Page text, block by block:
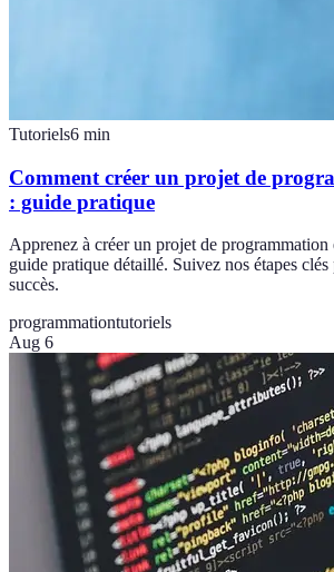
Tutoriels6 min
Comment créer un projet de
: guide pratique
Apprenez à créer un projet de programmation
guide pratique détaillé. Suivez nos étapes
succès.
programmationtutoriels
Aug 6